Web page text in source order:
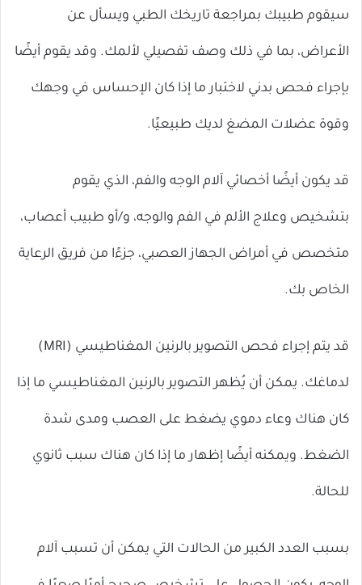
سيقوم طبيبك بمراجعة تاريخك الطبي ويسأل عن
الأعراض، بما في ذلك وصف تفصيلي لألمك. وقد يقوم أيضًا
بإجراء فحص بدني لاختبار ما إذا كان الإحساس في وجهك
وقوة عضلات المضغ لديك طبيعيًا.
قد يكون أيضًا أخصائي آلام الوجه والفم، الذي يقوم
بتشخيص وعلاج الألم في الفم والوجه، و/أو طبيب أعصاب،
متخصص في أمراض الجهاز العصبي، جزءًا من فريق الرعاية
الخاص بك.
قد يتم إجراء فحص التصوير بالرنين المغناطيسي (MRI)
لدماغك. يمكن أن يُظهر التصوير بالرنين المغناطيسي ما إذا
كان هناك وعاء دموي يضغط على العصب ومدى شدة
الضغط. ويمكنه أيضًا إظهار ما إذا كان هناك سبب ثانوي
للحالة.
بسبب العدد الكبير من الحالات التي يمكن أن تسبب آلام